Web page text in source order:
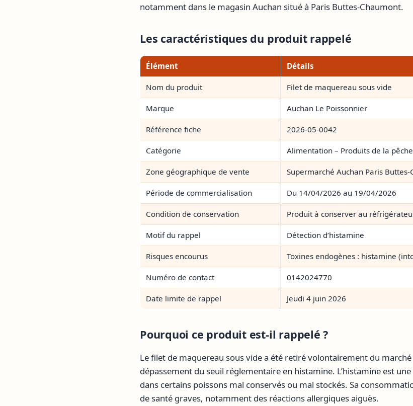
notamment dans le magasin Auchan situé à Paris Buttes-Chaumont.
Les caractéristiques du produit rappelé
Élément Détails
Nom du produit Filet de maquereau sous vide
Marque Auchan Le Poissonnier
Référence fiche 2026-05-0042
Catégorie Alimentation – Produits de la
Zone géographique de vente Supermarché Auchan Paris
Période de commercialisation Du 14/04/2026 au 19/04/2026
Condition de conservation Produit à conserver au
Motif du rappel Détection d’histamine
Risques encourus Toxines endogènes : histamine
Numéro de contact 0142024770
Date limite de rappel Jeudi 4 juin 2026
Pourquoi ce produit est-il rappelé ?
Le filet de maquereau sous vide a été retiré volontairement du marché
dépassement du seuil réglementaire en histamine. L’histamine est
dans certains poissons mal conservés ou mal stockés. Sa
de santé graves, notamment des réactions allergiques aiguës.